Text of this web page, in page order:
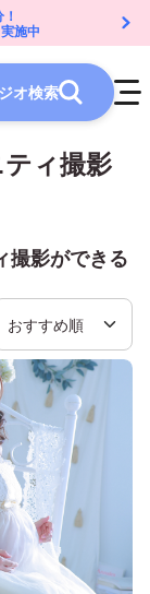
施中
オ検索
ィ撮影
撮影ができる